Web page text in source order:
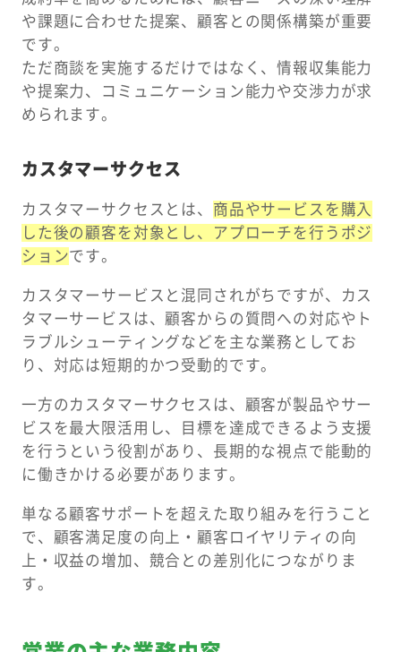
や課題に合わせた提案、顧客との関係構築が重要
です。
ただ商談を実施するだけではなく、情報収集能力
や提案力、コミュニケーション能力や交渉力が求
められます。
カスタマーサクセス
カスタマーサクセスとは、 商品やサービスを購入
した後の顧客を対象とし、アプローチを行うポジ
ションです。
カスタマーサービスと混同されがちですが、カス
タマーサービスは、顧客からの質問への対応やト
ラブルシューティングなどを主な業務としてお
り、対応は短期的かつ受動的です。
一方のカスタマーサクセスは、顧客が製品やサー
ビスを最大限活用し、目標を達成できるよう支援
を行うという役割があり、長期的な視点で能動的
に働きかける必要があります。
単なる顧客サポートを超えた取り組みを行うこと
で、顧客満足度の向上・顧客ロイヤリティの向
上・収益の増加、競合との差別化につながりま
す。